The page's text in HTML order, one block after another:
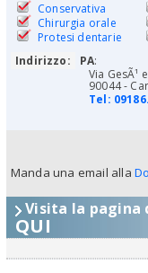
Conservativa
Chirurgia orale
Protesi dentarie
Indirizzo:
PA:
Via GesÃ¹
90044 -
Tel:
Manda una email alla
Visita la pagina
QUI